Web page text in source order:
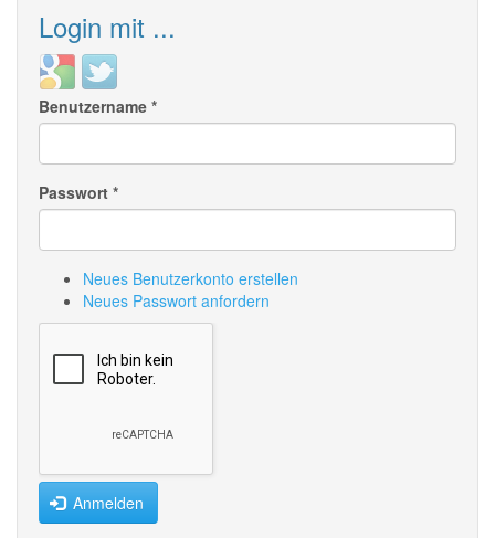
Login mit ...
Login
with
Google
Login
with
Twitter
Benutzername *
Passwort *
Neues Benutzerkonto erstellen
Neues Passwort anfordern
Anmelden